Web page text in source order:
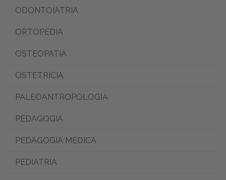
ODONTOIATRIA
ORTOPEDIA
OSTEOPATIA
OSTETRICIA
PALEOANTROPOLOGIA
PEDAGOGIA
PEDAGOGIA MEDICA
PEDIATRIA